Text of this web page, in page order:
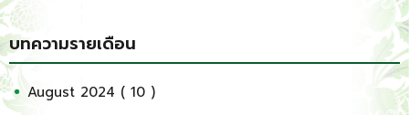
บทความรายเดือน
August 2024 ( 10 )